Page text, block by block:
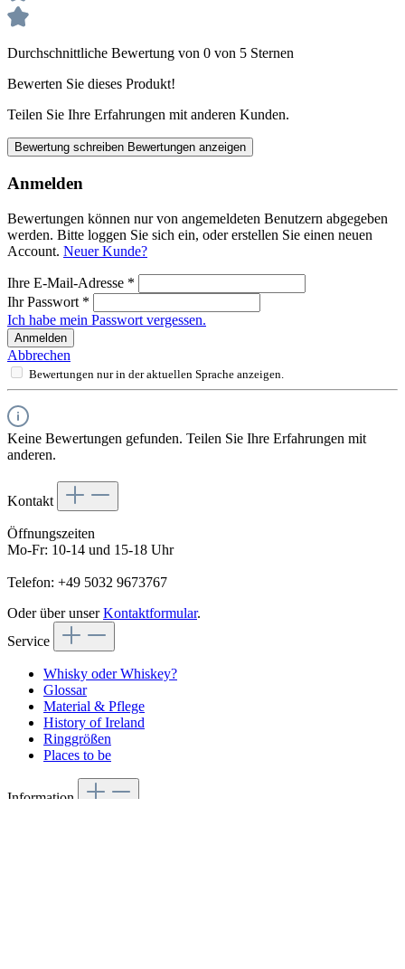
Durchschnittliche Bewertung von 0 von 5 Sternen
Bewerten Sie dieses Produkt!
Teilen Sie Ihre Erfahrungen mit anderen Kunden.
Bewertung schreiben Bewertungen anzeigen
Anmelden
Bewertungen können nur von angemeldeten Benutzern abgegeben
werden. Bitte loggen Sie sich ein, oder erstellen Sie einen neuen
Account. Neuer Kunde?
Ihre E-Mail-Adresse *
Ihr Passwort *
Ich habe mein Passwort vergessen.
Anmelden
Abbrechen
Bewertungen nur in der aktuellen Sprache anzeigen.
Keine Bewertungen gefunden. Teilen Sie Ihre Erfahrungen mit
anderen.
Kontakt
Öffnungszeiten
Mo-Fr: 10-14 und 15-18 Uhr
Telefon: +49 5032 9673767
Oder über unserKontaktformular.
Service
Whisky oder Whiskey?
Glossar
Material & Pflege
History of Ireland
Ringgrößen
Places to be
Information